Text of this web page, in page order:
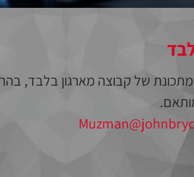
של קבוצה מארגון בלבד,